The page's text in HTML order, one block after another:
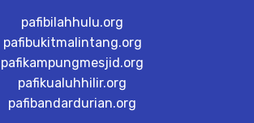
pafibilahhulu.org
pafibukitmalintang.org
pafikampungmesjid.org
pafikualuhhilir.org
pafibandardurian.org